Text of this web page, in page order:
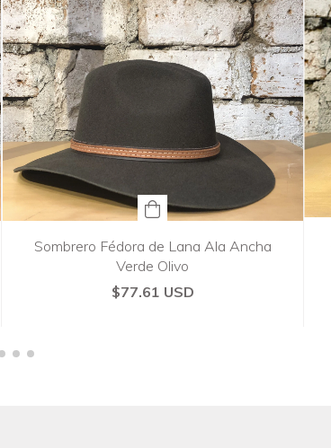
Sombrero Fédora de Lana Ala Ancha
Verde Olivo
$77.61 USD